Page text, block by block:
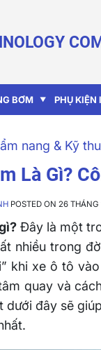
BƠM PHỤ KIỆN
nang & Kỹ
Là Gì?
POSTED ON 26 THÁNG
Đây là một
nhiều trong
khi xe ô tô
quay và
dưới đây sẽ